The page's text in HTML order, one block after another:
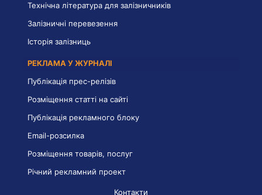
Технічна література для залізничників
Залізничні перевезення
Історія залізниць
РЕКЛАМА У ЖУРНАЛІ
Публікація прес-релізів
Розміщення статті на сайті
Публікація рекламного блоку
Email-розсилка
Розміщення товарів, послуг
Річний рекламний проект
Контакти